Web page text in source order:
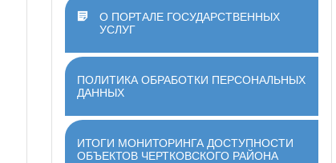
О ПОРТАЛЕ ГОСУДАРСТВЕННЫХ
УСЛУГ
ПОЛИТИКА ОБРАБОТКИ ПЕРСОНАЛЬНЫХ
ДАННЫХ
ИТОГИ МОНИТОРИНГА ДОСТУПНОСТИ
ОБЪЕКТОВ ЧЕРТКОВСКОГО РАЙОНА